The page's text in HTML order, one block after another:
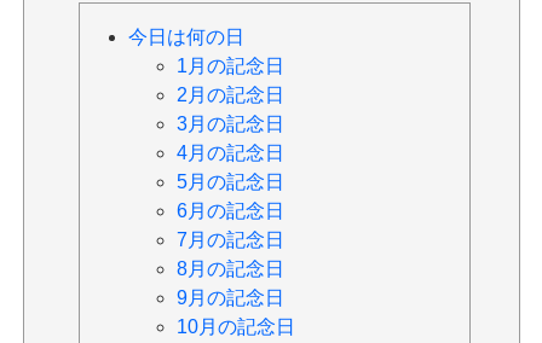
今日は何の日
1月の記念日
2月の記念日
3月の記念日
4月の記念日
5月の記念日
6月の記念日
7月の記念日
8月の記念日
9月の記念日
10月の記念日